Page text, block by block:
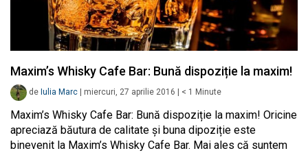
Maxim’s Whisky Cafe Bar: Bună dispoziție la maxim!
de Iulia Marc miercuri, 27 aprilie 2016 < 1 Minute
Maxim’s Whisky Cafe Bar: Bună dispoziție la maxim! Oricine
apreciază băutura de calitate și buna dipoziție este
binevenit la Maxim’s Whisky Cafe Bar. Mai ales că suntem